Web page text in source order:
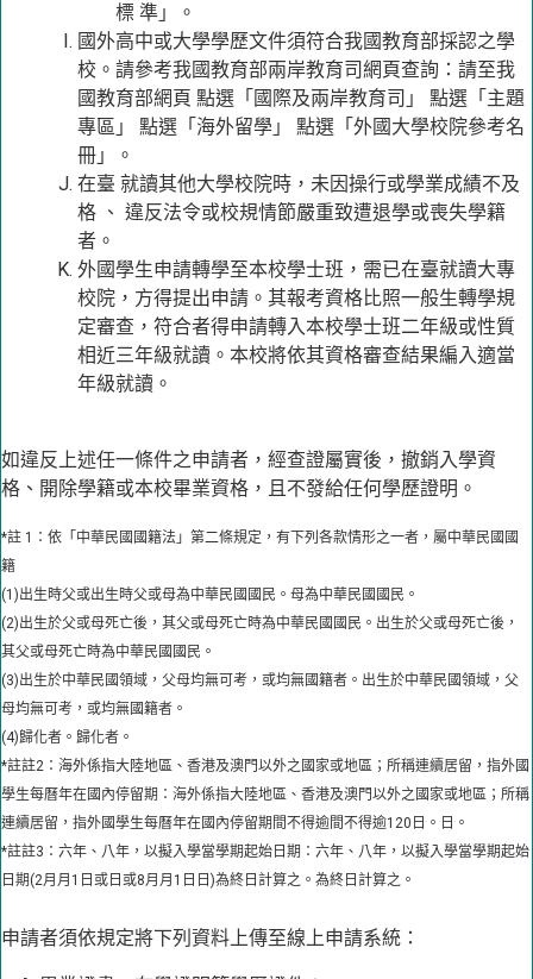
標 準」。
國外高中或大學學歷文件須符合我國教育部採認之學
校。請參考我國教育部兩岸教育司網頁查詢：請至我
國教育部網頁 點選「國際及兩岸教育司」 點選「主題
專區」 點選「海外留學」 點選「外國大學校院參考名
冊」。
在臺 就讀其他大學校院時，未因操行或學業成績不及
格 、 違反法令或校規情節嚴重致遭退學或喪失學籍
者。
外國學生申請轉學至本校學士班，需已在臺就讀大專
校院，方得提出申請。其報考資格比照一般生轉學規
定審查，符合者得申請轉入本校學士班二年級或性質
相近三年級就讀。本校將依其資格審查結果編入適當
年級就讀。
如違反上述任一條件之申請者，經查證屬實後，撤銷入學資
格、開除學籍或本校畢業資格，且不發給任何學歷證明。
*註 1：依「中華民國國籍法」第二條規定，有下列各款情形之一者，屬中華民國國
籍
(1)出生時父或出生時父或母為中華民國國民。母為中華民國國民。
(2)出生於父或母死亡後，其父或母死亡時為中華民國國民。出生於父或母死亡後，
其父或母死亡時為中華民國國民。
(3)出生於中華民國領域，父母均無可考，或均無國籍者。出生於中華民國領域，父
母均無可考，或均無國籍者。
(4)歸化者。歸化者。
*註註2：海外係指大陸地區、香港及澳門以外之國家或地區；所稱連續居留，指外國
學生每曆年在國內停留期：海外係指大陸地區、香港及澳門以外之國家或地區；所稱
連續居留，指外國學生每曆年在國內停留期間不得逾間不得逾120日。日。
*註註3：六年、八年，以擬入學當學期起始日期：六年、八年，以擬入學當學期起始
日期(2月月1日或日或8月月1日日)為終日計算之。為終日計算之。
申請者須依規定將下列資料上傳至線上申請系統：